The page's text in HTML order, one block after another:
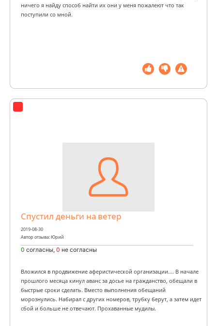
ничего я найду способ найти их они у меня пожалеют что так
поступили со мной.
Спустил деньги на ветер
2019-08-30
Автор отзыва: Юрий
0 согласны, 0 не согласны
Вложился в продвижение аферистической организации.... В начале
прошлого месяца кинул аванс за досье на гражданство, обещали в
быстрые сроки сделать. Вместо выполнения обещаний
морознулись. Набирал с других номеров, трубку берут, а затем идет
сбой и больше не отвечают. Прохаванные мудилы.